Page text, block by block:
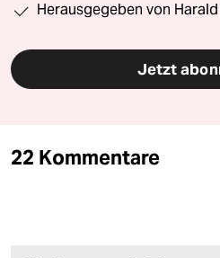
Herausgegeben von
Jetzt
22 Kommentare